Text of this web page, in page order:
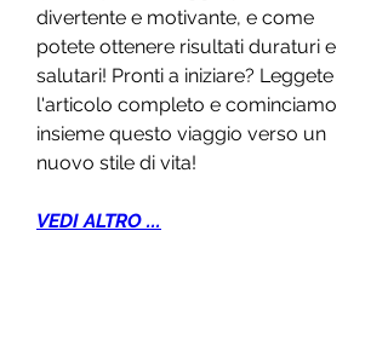
divertente e motivante, e come
potete ottenere risultati duraturi e
salutari! Pronti a iniziare? Leggete
l'articolo completo e cominciamo
insieme questo viaggio verso un
nuovo stile di vita!
VEDI ALTRO ...